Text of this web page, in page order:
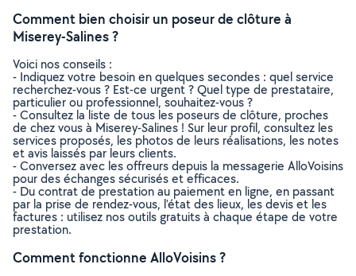
Comment bien choisir un poseur de clôture à
Miserey-Salines ?
Voici nos conseils :
- Indiquez votre besoin en quelques secondes : quel service
recherchez-vous ? Est-ce urgent ? Quel type de prestataire,
particulier ou professionnel, souhaitez-vous ?
- Consultez la liste de tous les poseurs de clôture, proches
de chez vous à Miserey-Salines ! Sur leur profil, consultez les
services proposés, les photos de leurs réalisations, les notes
et avis laissés par leurs clients.
- Conversez avec les offreurs depuis la messagerie AlloVoisins
pour des échanges sécurisés et efficaces.
- Du contrat de prestation au paiement en ligne, en passant
par la prise de rendez-vous, l’état des lieux, les devis et les
factures : utilisez nos outils gratuits à chaque étape de votre
prestation.
Comment fonctionne AlloVoisins ?